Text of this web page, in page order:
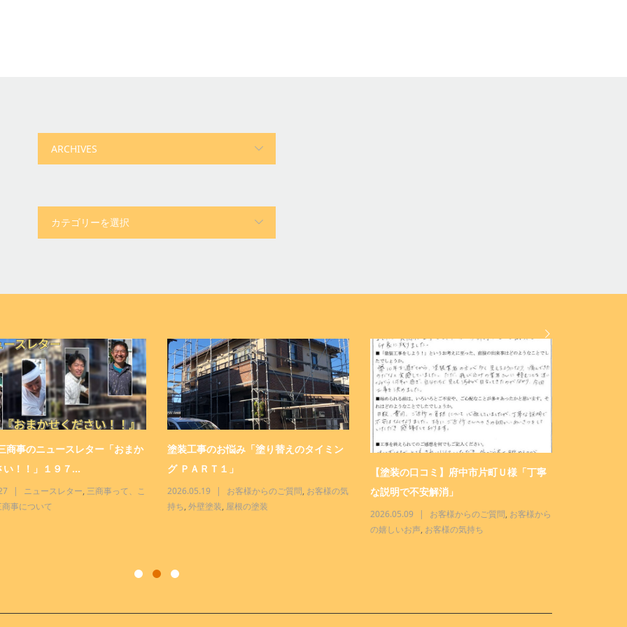
商事のニュースレター「おまか
い！！」１９７...
ニュースレター,三商事って、こ
商事について
塗装工事のお悩み「塗り替えのタイミン
グ ＰＡＲＴ１」
2026.05.19 お客様からのご質問, お客様の気
持ち,外壁塗装,屋根の塗装
【塗装の口コミ】府中市片町Ｕ様「丁寧
な説明で不安解消」
2026.05.09 お客様からのご質問, お客様から
の嬉しいお声, お客様の気持ち